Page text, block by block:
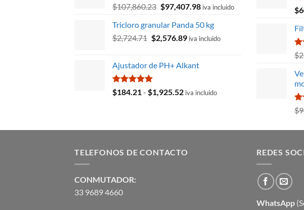
$107,860.23 El
original
era:
$97,407.98El
actual
es:
iva incluido
Tricloro granular Panda 50 kg
$2,724.71 El
era:
$2,724.71.
$2,576.89El
es:
iva incluido
Ajustador de PH+ Alkant
Valorado
con
$184.21 - $1,925.52Rango
$1,925.52
iva incluido
de
$
de
$
$
TELEFONOS DE CONTACTO
CONMUTADOR:
33 9689 4660
REDES
WhatsApp